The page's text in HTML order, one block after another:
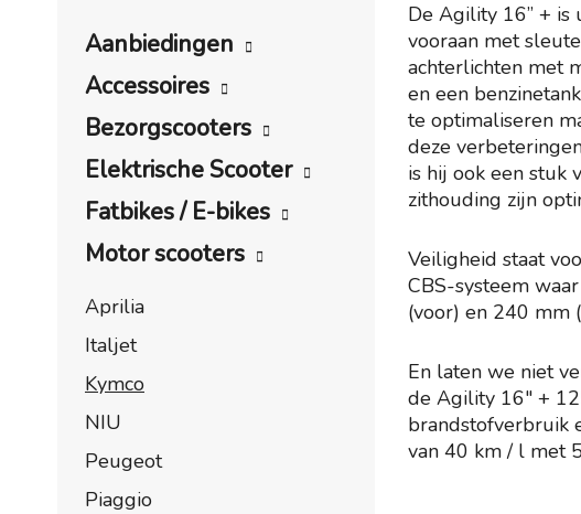
Aanbiedingen
Accessoires
Bezorgscooters
Elektrische Scooter
Fatbikes / E-bikes
Motor scooters
Aprilia
Italjet
Kymco
NIU
Peugeot
Piaggio
De Agility 16” +
vooraan met
achterlichten met
en een
te optimaliseren
deze
is hij ook een stuk
zithouding zijn
Veiligheid staat
CBS-systeem
(voor) en 240 mm
En laten we niet
de Agility 16″ +
brandstofverbruik
van 40 km / l met